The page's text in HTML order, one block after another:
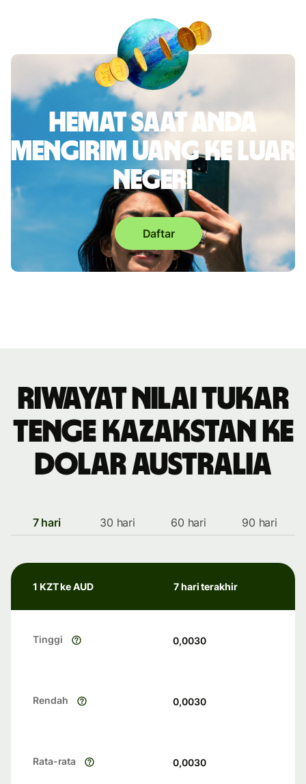
Hemat saat Anda
mengirim uang ke luar
negeri
Daftar
Riwayat nilai tukar
tenge Kazakstan ke
dolar Australia
7 hari 30 hari 60 hari 90 hari
1 KZT ke AUD 7 hari terakhir
Tinggi 0,0030
Rendah 0,0030
Rata-rata 0,0030